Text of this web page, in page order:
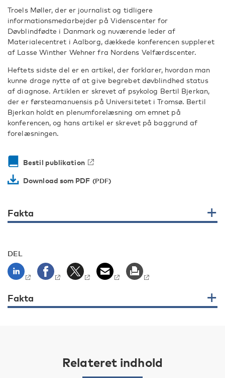
Troels Møller, der er journalist og tidligere
informationsmedarbejder på Videnscenter for
Døvblindfødte i Danmark og nuværende leder af
Materialecentret i Aalborg, dækkede konferencen suppleret
af Lasse Winther Wehner fra Nordens Velfærdscenter.
Heftets sidste del er en artikel, der forklarer, hvordan man
kunne drage nytte af at give begrebet døvblindhed status
af diagnose. Artiklen er skrevet af psykolog Bertil Bjerkan,
der er førsteamanuensis på Universitetet i Tromsø. Bertil
Bjerkan holdt en plenumforelæsning om emnet på
konferencen, og hans artikel er skrevet på baggrund af
forelæsningen.
Bestil publikation
Download som PDF
Fakta
DEL
Fakta
Relateret indhold